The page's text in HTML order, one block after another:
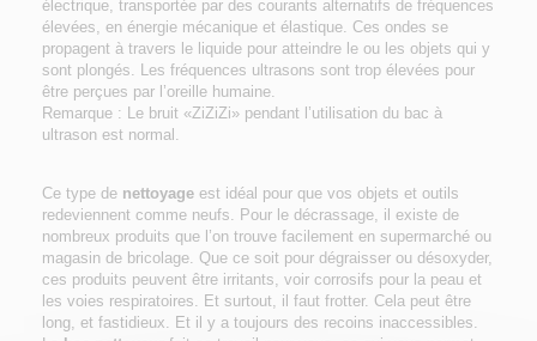
électrique, transportée par des courants alternatifs de fréquences
élevées, en énergie mécanique et élastique. Ces ondes se
propagent à travers le liquide pour atteindre le ou les objets qui y
sont plongés. Les fréquences ultrasons sont trop élevées pour
être perçues par l’oreille humaine.
Remarque : Le bruit «ZiZiZi» pendant l’utilisation du bac à
ultrason est normal.
Ce type de nettoyage est idéal pour que vos objets et outils
redeviennent comme neufs. Pour le décrassage, il existe de
nombreux produits que l’on trouve facilement en supermarché ou
magasin de bricolage. Que ce soit pour dégraisser ou désoxyder,
ces produits peuvent être irritants, voir corrosifs pour la peau et
les voies respiratoires. Et surtout, il faut frotter. Cela peut être
long, et fastidieux. Et il y a toujours des recoins inaccessibles.